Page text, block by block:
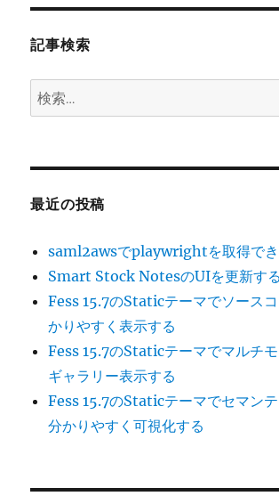
記事検索
検
索:
最近の投稿
saml2awsでplaywrightを取得で
Smart Stock NotesのUIを更新する
Fess 15.7のStaticテーマでソース
かりやすく表示する
Fess 15.7のStaticテーマでマルチ
ギャラリー表示する
Fess 15.7のStaticテーマでセマン
分かりやすく可視化する